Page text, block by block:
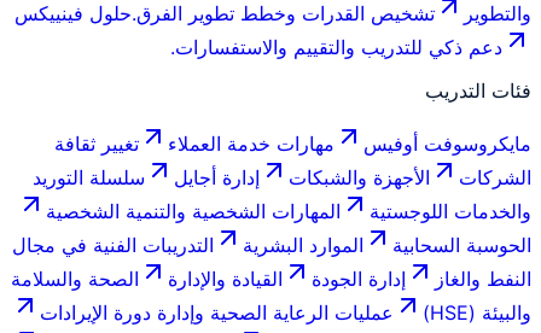
والتطوير
تشخيص القدرات وخطط تطوير الفرق.حلول فينييكس
دعم ذكي للتدريب والتقييم والاستفسارات.
فئات التدريب
مايكروسوفت أوفيس مهارات خدمة العملاء
تغيير ثقافة
الشركات
الأجهزة والشبكات إدارة أجايل
سلسلة التوريد
والخدمات اللوجستية
المهارات الشخصية والتنمية الشخصية
الحوسبة السحابية
الموارد البشرية
التدريبات الفنية في مجال
النفط والغاز
إدارة الجودة القيادة والإدارة
الصحة والسلامة
والبيئة (HSE)
عمليات الرعاية الصحية وإدارة دورة الإيرادات